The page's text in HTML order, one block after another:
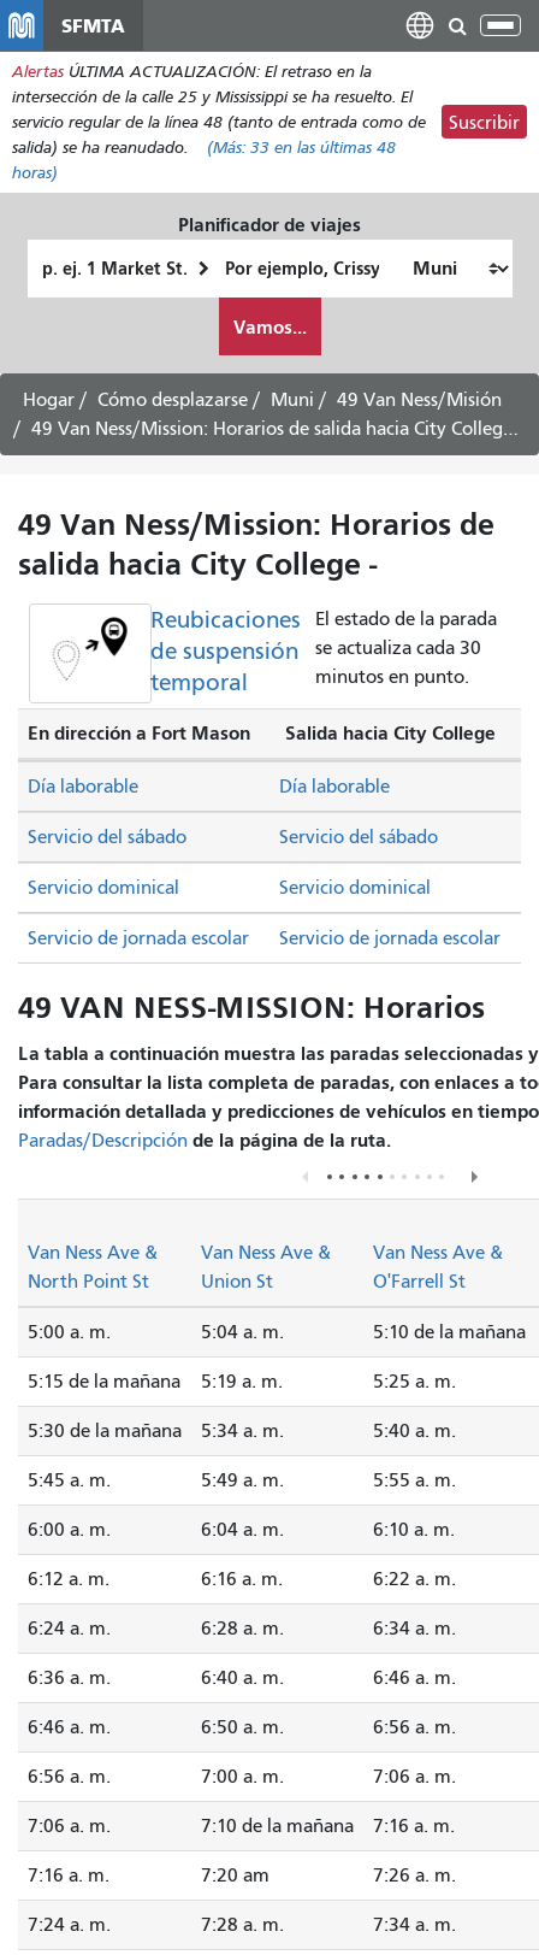
contenido
principal
SFMTA
Alertas ÚLTIMA ACTUALIZACIÓN: El retraso en la
intersección de la calle 25 y Mississippi se ha resuelto. El
servicio regular de la línea 48 (tanto de entrada como de
salida) se ha reanudado.
(Más: 33 en las últimas 48
horas)
Suscribir
Planificador de viajes
de
quiero
viajar
Vamos...
Hogar Cómo desplazarse Muni
49 Van Ness/Misión
49 Van Ness/Mission: Horarios de salida hacia City College - 27 de julio de 2026
49 Van Ness/Mission: Horarios de
salida hacia City College -
Reubicaciones
de suspensión
temporal
El estado de la parada
se actualiza cada 30
minutos en punto.
En dirección a Fort Mason Salida hacia City College
Servicio del sábado Servicio del sábado
Servicio dominical Servicio dominical
Día laborable Día laborable
Servicio de jornada escolar Servicio de jornada escolar
49 VAN NESS-MISSION: Horarios
La tabla a continuación muestra las paradas seleccionadas
Para consultar la lista completa de paradas, con enlaces a
información detallada y predicciones de vehículos en
Paradas/Descripción de la página de la ruta.
Van Ness Ave &
North Point St
Van Ness Ave &
Union St
Van Ness Ave &
O'Farrell St
5:00 a. m. 5:04 a. m. 5:10 de la mañana
5:15 de la mañana 5:19 a. m. 5:25 a. m.
5:30 de la mañana 5:34 a. m. 5:40 a. m.
5:45 a. m. 5:49 a. m. 5:55 a. m.
6:00 a. m. 6:04 a. m. 6:10 a. m.
6:12 a. m. 6:16 a. m. 6:22 a. m.
6:24 a. m. 6:28 a. m. 6:34 a. m.
6:36 a. m. 6:40 a. m. 6:46 a. m.
6:46 a. m. 6:50 a. m. 6:56 a. m.
6:56 a. m. 7:00 a. m. 7:06 a. m.
7:06 a. m. 7:10 de la mañana 7:16 a. m.
7:16 a. m. 7:20 am 7:26 a. m.
7:24 a. m. 7:28 a. m. 7:34 a. m.